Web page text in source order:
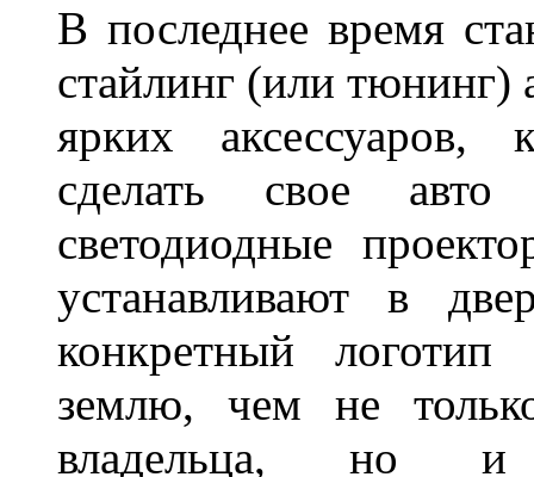
В последнее время
стайлинг (или тюнинг)
ярких аксессуаров,
сделать свое
светодиодные
устанавливают в
конкретный логотип
землю, чем не
владельца, но и